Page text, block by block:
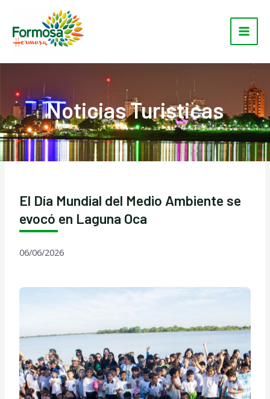
contenido
Noticias Turisticas
El Día Mundial del Medio Ambiente se
evocó en Laguna Oca
06/06/2026